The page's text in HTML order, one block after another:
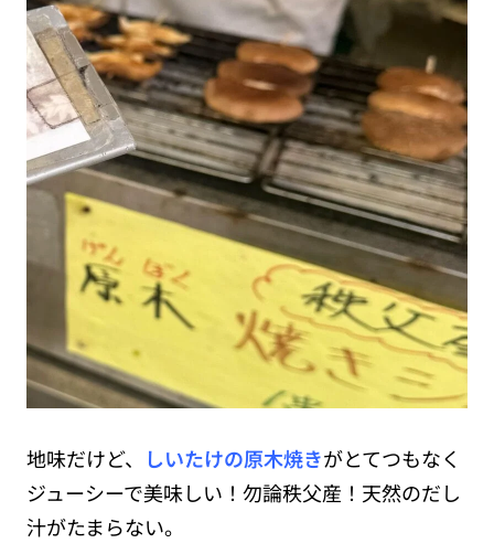
地味だけど、 しいたけの原木焼きがとてつもなく
ジューシーで美味しい！勿論秩父産！天然のだし
汁がたまらない。